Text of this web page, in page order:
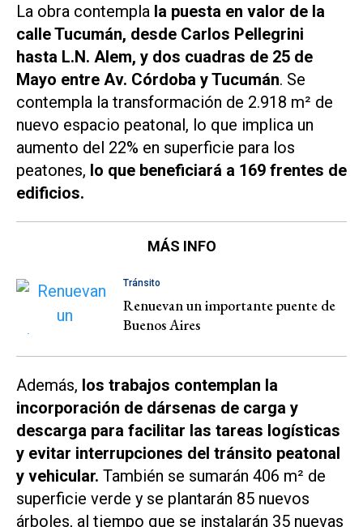
La obra contempla la puesta en valor de la
calle Tucumán, desde Carlos Pellegrini
hasta L.N. Alem, y dos cuadras de 25 de
Mayo entre Av. Córdoba y Tucumán. Se
contempla la transformación de 2.918 m² de
nuevo espacio peatonal, lo que implica un
aumento del 22% en superficie para los
peatones, lo que beneficiará a 169 frentes de
edificios.
MÁS INFO
Tránsito
Renuevan un importante puente de
Buenos Aires
Además, los trabajos contemplan la
incorporación de dársenas de carga y
descarga para facilitar las tareas logísticas
y evitar interrupciones del tránsito peatonal
y vehicular. También se sumarán 406 m² de
superficie verde y se plantarán 85 nuevos
árboles, al tiempo que se instalarán 35 nuevas